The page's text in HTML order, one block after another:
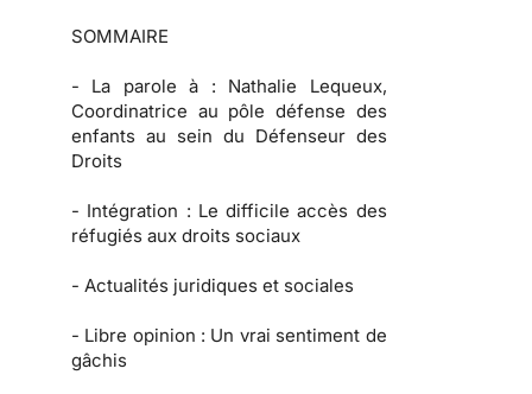
SOMMAIRE
- La parole à : Nathalie Lequeux,
Coordinatrice au pôle défense des
enfants au sein du Défenseur des
Droits
- Intégration : Le difficile accès des
réfugiés aux droits sociaux
- Actualités juridiques et sociales
- Libre opinion : Un vrai sentiment de
gâchis